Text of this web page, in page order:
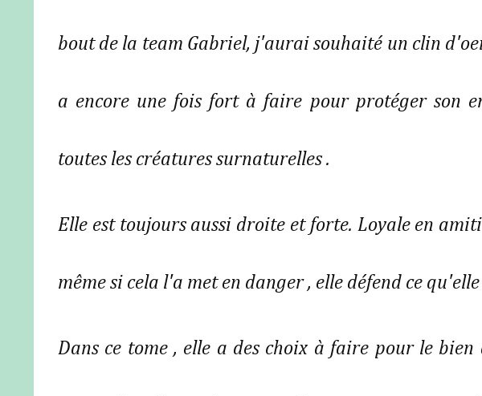
bout de la team Gabriel, j'aurai souhaité un clin
a encore une fois fort à faire pour protéger son
toutes les créatures surnaturelles .
Elle est toujours aussi droite et forte. Loyale en
même si cela l'a met en danger , elle défend ce
Dans ce tome , elle a des choix à faire pour le